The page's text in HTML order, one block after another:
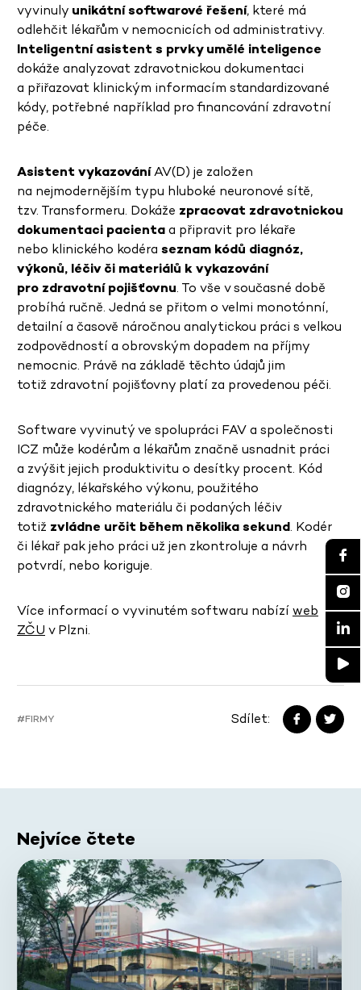
vyvinuly unikátní softwarové řešení, které má
odlehčit lékařům v nemocnicích od administrativy.
Inteligentní asistent s prvky umělé inteligence
dokáže analyzovat zdravotnickou dokumentaci
a přiřazovat klinickým informacím standardizované
kódy, potřebné například pro financování zdravotní
péče.
Asistent vykazováníAV(D) je založen
na nejmodernějším typu hluboké neuronové sítě,
tzv. Transformeru. Dokáže zpracovat zdravotnickou
dokumentaci pacientaa připravit pro lékaře
nebo klinického kodéra seznam kódů diagnóz,
výkonů, léčiv či materiálů k vykazování
pro zdravotní pojišťovnu. To vše v současné době
probíhá ručně. Jedná se přitom o velmi monotónní,
detailní a časově náročnou analytickou práci s velkou
zodpovědností a obrovským dopadem na příjmy
nemocnic. Právě na základě těchto údajů jim
totiž zdravotní pojišťovny platí za provedenou péči.
Software vyvinutý ve spolupráci FAV a společnosti
ICZ může kodérům a lékařům značně usnadnit práci
a zvýšit jejich produktivitu o desítky procent. Kód
diagnózy, lékařského výkonu, použitého
zdravotnického materiálu či podaných léčiv
totiž zvládne určit během několika sekund. Kodér
či lékař pak jeho práci už jen zkontroluje a návrh
potvrdí, nebo koriguje.
Více informací o vyvinutém softwaru nabízíweb
ZČU v Plzni.
#FIRMY Sdílet:
Nejvíce čtete